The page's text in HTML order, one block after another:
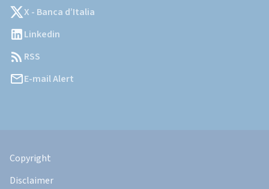
X - Banca d’Italia
Linkedin
RSS
E-mail Alert
Legali
Copyright
Disclaimer